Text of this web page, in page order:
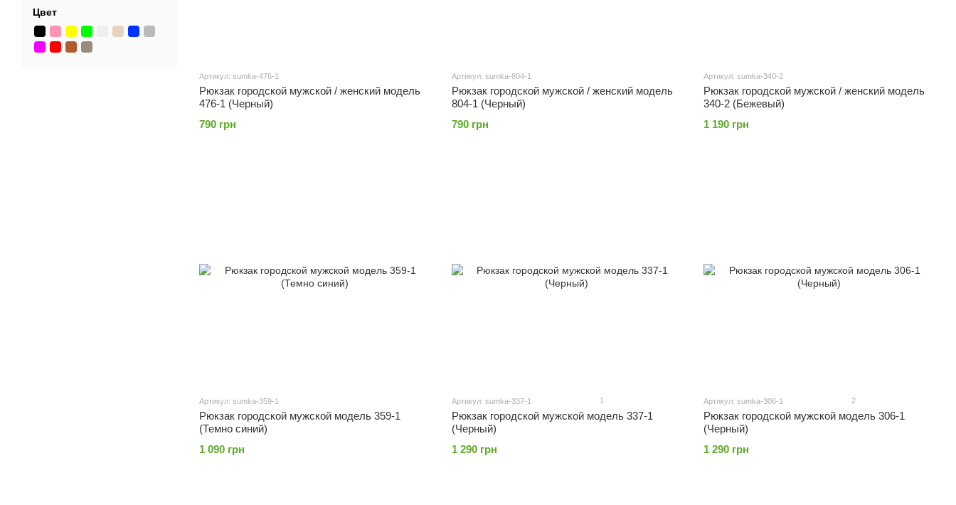
Артикул: sumka-476-1
Рюкзак городской мужской / женский модель
476-1 (Черный)
790 грн
Артикул: sumka-804-1
Рюкзак городской мужской / женский модель
804-1 (Черный)
790 грн
Артикул: sumka-340-2
Рюкзак городской мужской / женский модель
340-2 (Бежевый)
1 190 грн
Артикул: sumka-359-1
Рюкзак городской мужской модель 359-1
(Темно синий)
1 090 грн
Артикул: sumka-337-1 1
Рюкзак городской мужской модель 337-1
(Черный)
1 290 грн
Артикул: sumka-306-1 2
Рюкзак городской мужской модель 306-1
(Черный)
1 290 грн
Цвет